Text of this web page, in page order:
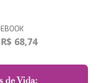
EBOOK
R$ 68,74